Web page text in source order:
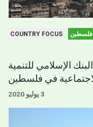
فلسطين COUNTRY FOCUS
الإسلامي للتنمية
في فلسطين
3 يوليو 2020